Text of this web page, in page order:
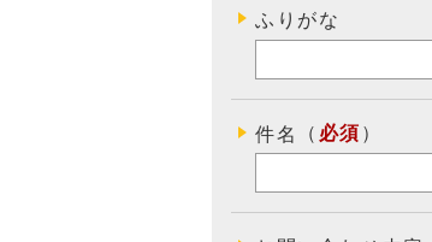
ふりがな
件名 （ 必須 ）